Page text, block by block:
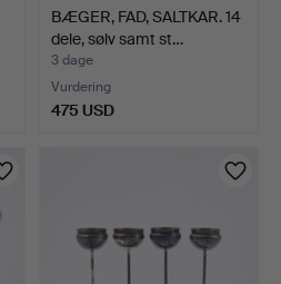
BÆGER, FAD, SALTKAR. 14
dele, sølv samt st…
3 dage
Vurdering
475 USD